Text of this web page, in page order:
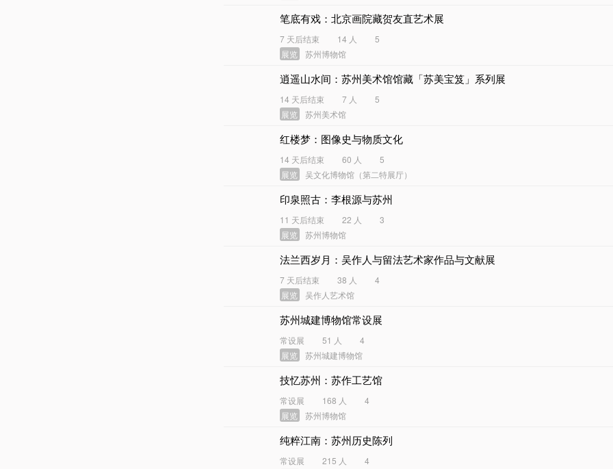
笔底有戏：北京画院藏贺友直艺术展
7 天后结束 14 人
5
展览
苏州博物馆
逍遥山水间：苏州美术馆馆藏「苏美宝笈」系列展
14 天后结束 7 人
5
展览
苏州美术馆
红楼梦：图像史与物质文化
14 天后结束 60 人
5
展览
吴文化博物馆（第二特展厅）
印泉照古：李根源与苏州
11 天后结束 22 人
3
展览
苏州博物馆
法兰西岁月：吴作人与留法艺术家作品与文献展
7 天后结束 38 人
4
展览
吴作人艺术馆
苏州城建博物馆常设展
常设展 51 人
4
展览
苏州城建博物馆
技忆苏州：苏作工艺馆
常设展 168 人
4
展览
苏州博物馆
纯粹江南：苏州历史陈列
常设展 215 人
4